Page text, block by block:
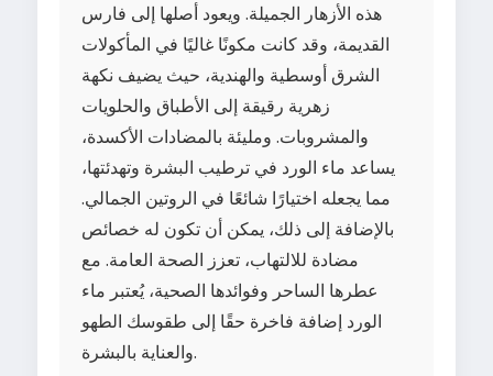
هذه الأزهار الجميلة. ويعود أصلها إلى فارس
القديمة، وقد كانت مكونًا غاليًا في المأكولات
الشرق أوسطية والهندية، حيث يضيف نكهة
زهرية رقيقة إلى الأطباق والحلويات
والمشروبات. ومليئة بالمضادات الأكسدة،
يساعد ماء الورد في ترطيب البشرة وتهدئتها،
مما يجعله اختيارًا شائعًا في الروتين الجمالي.
بالإضافة إلى ذلك، يمكن أن تكون له خصائص
مضادة للالتهاب، تعزز الصحة العامة. مع
عطرها الساحر وفوائدها الصحية، يُعتبر ماء
الورد إضافة فاخرة حقًا إلى طقوسك الطهو
والعناية بالبشرة.